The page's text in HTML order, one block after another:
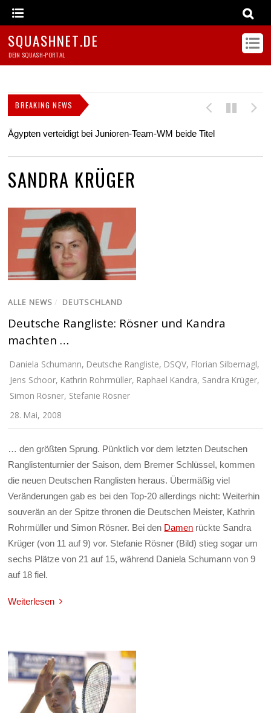
SQUASHNET.DE
DEIN SQUASH-PORTAL
BREAKING NEWS
Ägypten verteidigt bei Junioren-Team-WM beide Titel
SANDRA KRÜGER
ALLE NEWS / DEUTSCHLAND
Deutsche Rangliste: Rösner und Kandra
machten …
Daniela Schumann, Deutsche Rangliste, DSQV, Florian Silbernagl,
Jens Schoor, Kathrin Rohrmüller, Raphael Kandra, Sandra Krüger,
Simon Rösner, Stefanie Rösner
28. Mai, 2008
… den größten Sprung. Pünktlich vor dem letzten Deutschen
Ranglistenturnier der Saison, dem Bremer Schlüssel, kommen
die neuen Deutschen Ranglisten heraus. Übermäßig viel
Veränderungen gab es bei den Top-20 allerdings nicht: Weiterhin
souverän an der Spitze thronen die Deutschen Meister, Kathrin
Rohrmüller und Simon Rösner. Bei den Damen rückte Sandra
Krüger (von 11 auf 9) vor. Stefanie Rösner (Bild) stieg sogar um
sechs Plätze von 21 auf 15, während Daniela Schumann von 9
auf 18 fiel.
Weiterlesen